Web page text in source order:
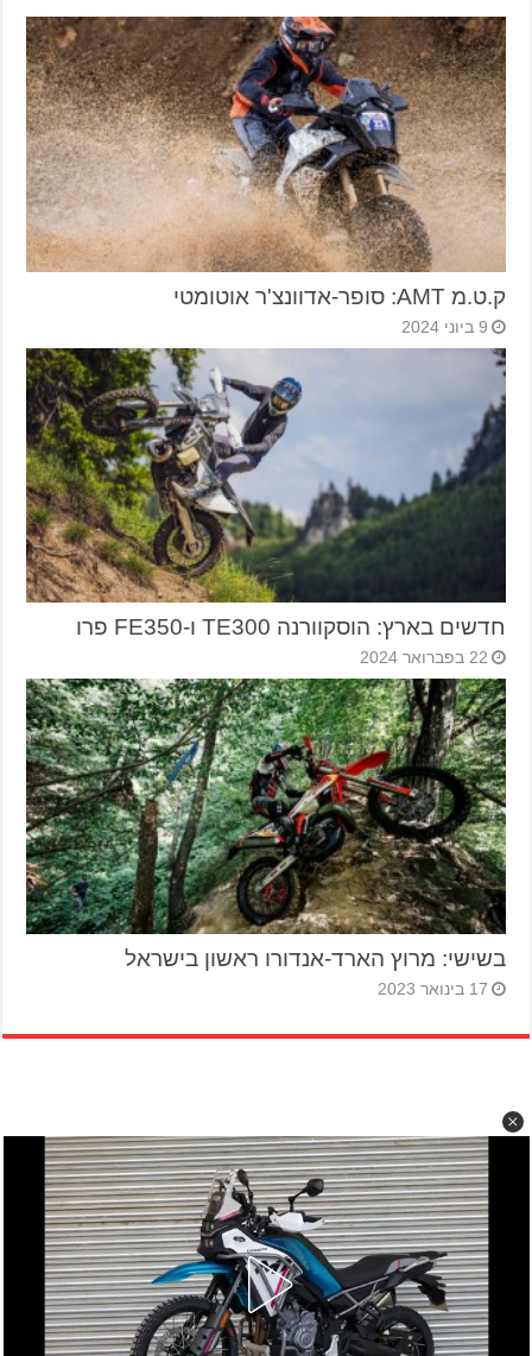
ק.ט.מ AMT: סופר-אדוונצ'ר אוטומטי
9 ביוני 2024
חדשים בארץ: הוסקוורנה TE300 ו-FE350 פרו
22 בפברואר 2024
בשישי: מרוץ הארד-אנדורו ראשון בישראל
17 בינואר 2023